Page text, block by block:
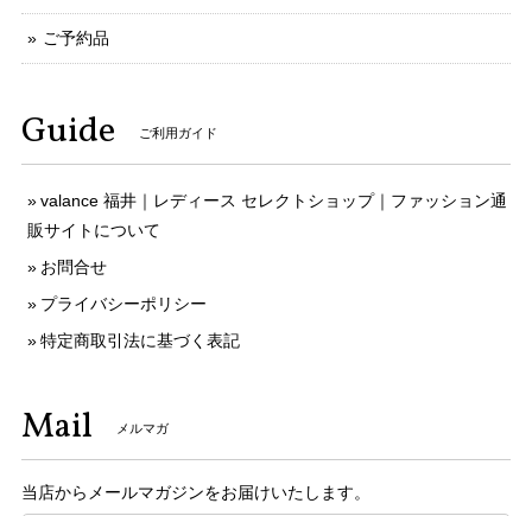
ご予約品
Guide ご利用ガイド
valance 福井｜レディース セレクトショップ｜ファッション通
販サイトについて
お問合せ
プライバシーポリシー
特定商取引法に基づく表記
Mail メルマガ
当店からメールマガジンをお届けいたします。